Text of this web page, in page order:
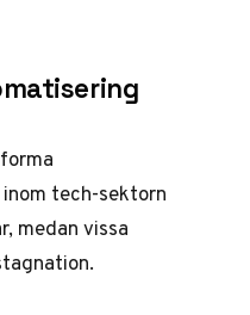
tech-sektorn
medan vissa